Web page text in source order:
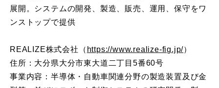
展開。システムの開発、製造、販売、運用、保守をワ
ンストップで提供
REALIZE株式会社（ https://www.realize-fig.jp/）
住所：大分県大分市東大道二丁目5番60号
事業内容：半導体・自動車関連分野の製造装置及び金